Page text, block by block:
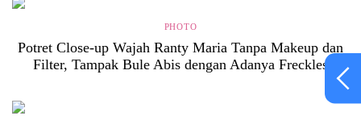
PHOTO
Potret Close-up Wajah Ranty Maria Tanpa Makeup dan
Filter, Tampak Bule Abis dengan Adanya Freckles